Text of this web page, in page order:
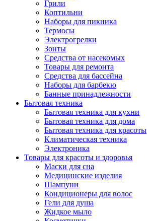
Грили
Коптильни
Наборы для пикника
Термосы
Электрогрелки
Зонты
Средства от насекомых
Товары для ремонта
Средства для бассейна
Наборы для барбекю
Банные принадлежности
Бытовая техника
Бытовая техника для кухни
Бытовая техника для дома
Бытовая техника для красоты
Климатическая техника
Электроника
Товары для красоты и здоровья
Маски для сна
Медицинские изделия
Шампуни
Кондиционеры для волос
Гели для душа
Жидкое мыло